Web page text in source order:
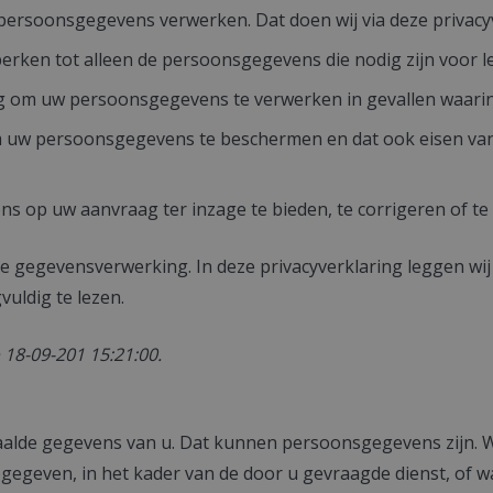
verwerken. Dat doen wij via deze
tot alleen de persoonsgegevens die nodig zijn voor
uw persoonsgegevens te verwerken in gevallen
persoonsgegevens te beschermen en dat ook eisen
op uw aanvraag ter inzage te bieden, te corrigeren of
gegevensverwerking. In deze privacyverklaring leggen
te lezen.
09-201 15:21:00.
gegevens van u. Dat kunnen persoonsgegevens zijn.
in het kader van de door u gevraagde dienst, of